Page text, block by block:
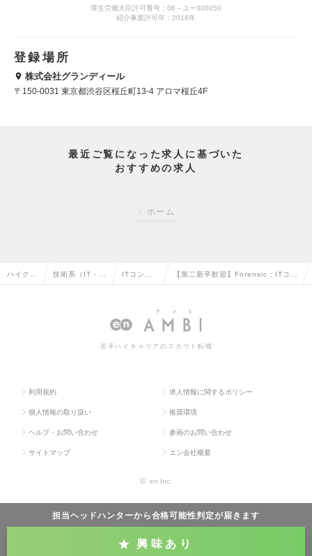
厚生労働大臣許可番号：06－ユー300050
紹介事業許可年：2016年
登録場所
株式会社グランディール
〒150-0031 東京都渋谷区桜丘町13-4 アロマ桜丘4F
最近ご覧になった求人に基づいた
おすすめの求人
ホーム
担当ヘッドハンターから合格可能性判定が届きます
興味あり
ハイクラ 技術系（IT・W ITコンサ
の転職
【第二新卒歓迎】Forensic：ITコン
の求人情報
若手ハイキャリアのスカウト転職
利用規約 求人情報に関するポリシー
個人情報の取り扱い 推奨環境
ヘルプ・お問い合わせ 参画のお問い合わせ
サイトマップ エン会社概要
© en Inc.